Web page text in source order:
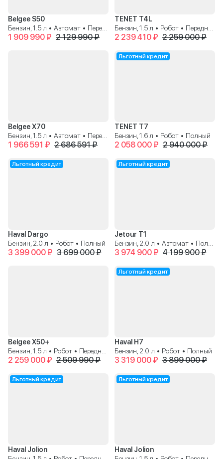
Belgee S50
1 909 990 ₽ 2 129 990 ₽
TENET T4L
2 239 410 ₽ 2 259 000 ₽
Belgee X70
1 966 591 ₽ 2 686 591 ₽
Льготный кредит
TENET T7
Бензин, 1.6 л • Робот • Полный
2 058 000 ₽ 2 940 000 ₽
Льготный кредит
Haval Dargo
Бензин, 2.0 л • Робот • Полный
3 399 000 ₽ 3 699 000 ₽
Льготный кредит
Jetour T1
3 974 900 ₽ 4 199 900 ₽
Belgee X50+
2 259 000 ₽ 2 509 990 ₽
Льготный кредит
Haval H7
Бензин, 2.0 л • Робот • Полный
3 319 000 ₽ 3 899 000 ₽
Льготный кредит
Haval Jolion
Льготный кредит
Haval Jolion